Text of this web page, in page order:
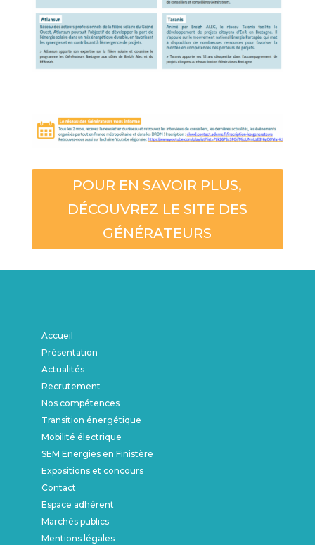
POUR EN SAVOIR PLUS,
DÉCOUVREZ LE SITE DES
GÉNÉRATEURS
Accueil
Présentation
Actualités
Recrutement
Nos compétences
Transition énergétique
Mobilité électrique
SEM Energies en Finistère
Expositions et concours
Contact
Espace adhérent
Marchés publics
Mentions légales